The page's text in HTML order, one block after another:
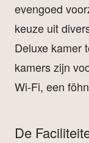
evengoed
keuze uit
Deluxe kamer
kamers zijn
Wi-Fi, een
De